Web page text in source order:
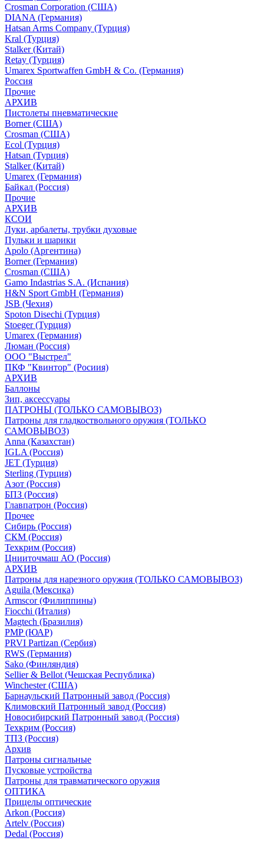
Crosman Corporation (США)
DIANA (Германия)
Hatsan Arms Company (Турция)
Kral (Турция)
Stalker (Китай)
Retay (Турция)
Umarex Sportwaffen GmbH & Co. (Германия)
Россия
Прочие
АРХИВ
Пистолеты пневматические
Borner (США)
Crosman (США)
Ecol (Турция)
Hatsan (Турция)
Stalker (Китай)
Umarex (Германия)
Байкал (Россия)
Прочие
АРХИВ
КСОИ
Луки, арбалеты, трубки духовые
Пульки и шарики
Apolo (Аргентина)
Borner (Германия)
Crosman (США)
Gamo Indastrias S.A. (Испания)
H&N Sport GmbH (Германия)
JSB (Чехия)
Spoton Disechi (Турция)
Stoeger (Турция)
Umarex (Германия)
Люман (Россия)
ООО "Выстрел"
ПКФ "Квинтор" (Росиия)
АРХИВ
Баллоны
Зип, аксессуары
ПАТРОНЫ (ТОЛЬКО САМОВЫВОЗ)
Патроны для гладкоствольного оружия (ТОЛЬКО
САМОВЫВОЗ)
Anna (Казахстан)
IGLA (Россия)
JET (Турция)
Sterling (Турция)
Азот (Россия)
БПЗ (Россия)
Главпатрон (Россия)
Прочее
Сибирь (Россия)
СКМ (Россия)
Техкрим (Россия)
Цнииточмаш АО (Россия)
АРХИВ
Патроны для нарезного оружия (ТОЛЬКО САМОВЫВОЗ)
Aguila (Мексика)
Armscor (Филиппины)
Fiocchi (Италия)
Magtech (Бразилия)
PMP (ЮАР)
PRVI Partizan (Сербия)
RWS (Германия)
Sako (Финляндия)
Sellier & Bellot (Чешская Республика)
Winchester (США)
Барнаульский Патронный завод (Россия)
Климовский Патронный завод (Россия)
Новосибирский Патронный завод (Россия)
Техкрим (Россия)
ТПЗ (Россия)
Архив
Патроны сигнальные
Пусковые устройства
Патроны для травматического оружия
ОПТИКА
Прицелы оптические
Arkon (Россия)
Artelv (Россия)
Dedal (Россия)